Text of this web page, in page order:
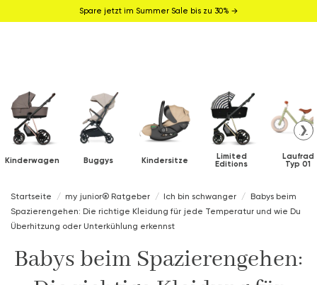
Spare jetzt im Summer Sale bis zu 30% →
Kinderwagen Buggys Kindersitze Limited
Editions
Laufrad
Typ 01
❯
Startseite my junior® Ratgeber Ich bin schwanger
Babys beim
Spazierengehen: Die richtige Kleidung für jede Temperatur und wie Du
Überhitzung oder Unterkühlung erkennst
Babys beim Spazierengehen: